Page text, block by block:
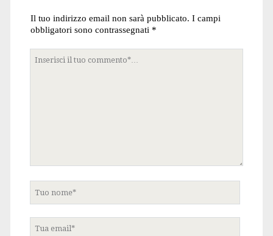
Il tuo indirizzo email non sarà pubblicato. I campi
obbligatori sono contrassegnati *
commento
nome